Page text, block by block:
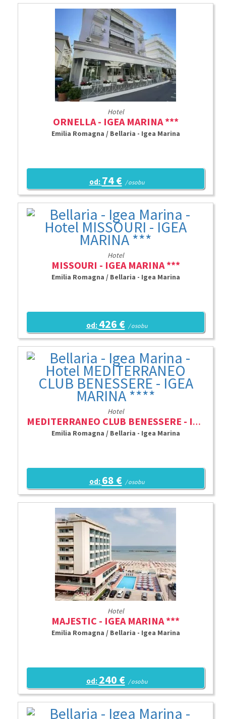
Hotel
ORNELLA - IGEA MARINA ***
Emilia Romagna / Bellaria - Igea Marina
od: 74 € / osobu
Hotel
MISSOURI - IGEA MARINA ***
Emilia Romagna / Bellaria - Igea Marina
od: 426 € / osobu
Hotel
MEDITERRANEO CLUB BENESSERE - IGEA MARINA ****
Emilia Romagna / Bellaria - Igea Marina
od: 68 € / osobu
Hotel
MAJESTIC - IGEA MARINA ***
Emilia Romagna / Bellaria - Igea Marina
od: 240 € / osobu